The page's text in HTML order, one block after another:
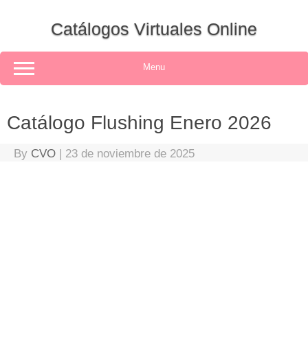
Catálogos Virtuales Online
Menu
Catálogo Flushing Enero 2026
By CVO | 23 de noviembre de 2025